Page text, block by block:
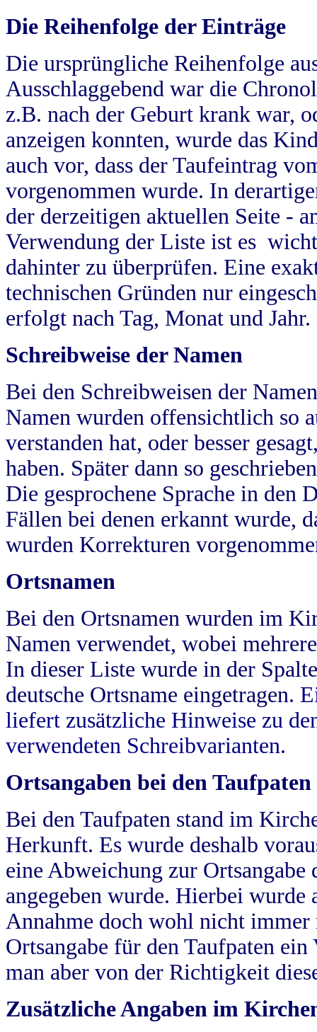
Die Reihenfolge der Einträge
Die ursprüngliche Reihenfolge
Ausschlaggebend war die
z.B. nach der Geburt krank war,
anzeigen konnten, wurde das
auch vor, dass der Taufeintrag
vorgenommen wurde. In
der derzeitigen aktuellen Seite -
Verwendung der Liste ist es
dahinter zu überprüfen. Eine
technischen Gründen nur
erfolgt nach Tag, Monat und Jahr.
Schreibweise der Namen
Bei den Schreibweisen der
Namen wurden offensichtlich so
verstanden hat, oder besser
haben. Später dann so
Die gesprochene Sprache in
Fällen bei denen erkannt wurde,
wurden Korrekturen
Ortsnamen
Bei den Ortsnamen wurden im
Namen verwendet, wobei
In dieser Liste wurde in der
deutsche Ortsname eingetragen.
liefert zusätzliche Hinweise zu
verwendeten Schreibvarianten.
Ortsangaben bei den Taufpaten
Bei den Taufpaten stand im
Herkunft. Es wurde deshalb
eine Abweichung zur
angegeben wurde. Hierbei wurde
Annahme doch wohl nicht
Ortsangabe für den Taufpaten
man aber von der Richtigkeit
Zusätzliche Angaben im